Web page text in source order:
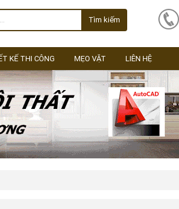
Tìm kiếm
KẾ THI CÔNG MẸO VẶT LIÊN HỆ